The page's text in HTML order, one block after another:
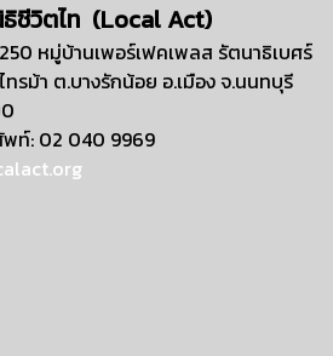
ชีวิตไท (Local Act)
หมู่บ้านเพอร์เฟคเพลส รัตนาธิเบศร์
รม้า ต.บางรักน้อย อ.เมือง จ.นนทบุรี
พท์: 02 040 9969